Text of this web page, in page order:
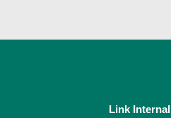
Link Internal